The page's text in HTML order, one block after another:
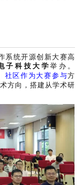
系统开源创新大赛高
子科技大学举办。
社区作为大赛参与方
方向，搭建从学术研